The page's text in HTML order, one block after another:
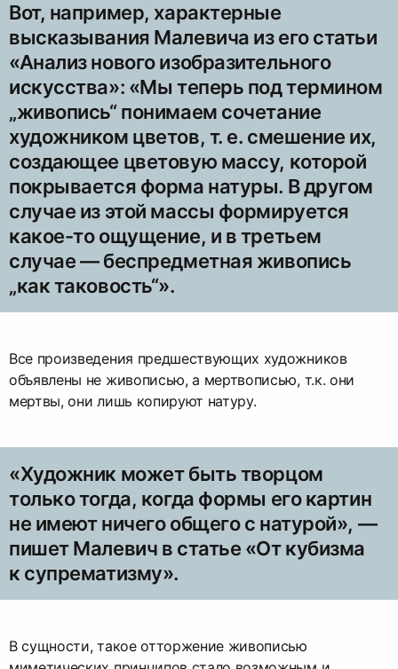
Вот, например, характерные
высказывания Малевича из его статьи
«Анализ нового изобразительного
искусства»: «Мы теперь под термином
„живопись“ понимаем сочетание
художником цветов, т. е. смешение их,
создающее цветовую массу, которой
покрывается форма натуры. В другом
случае из этой массы формируется
какое-то ощущение, и в третьем
случае — беспредметная живопись
„как таковость“».
Все произведения предшествующих художников
объявлены не живописью, а мертвописью, т.к. они
мертвы, они лишь копируют натуру.
«Художник может быть творцом
только тогда, когда формы его картин
не имеют ничего общего с натурой», —
пишет Малевич в статье «От кубизма
к супрематизму».
В сущности, такое отторжение живописью